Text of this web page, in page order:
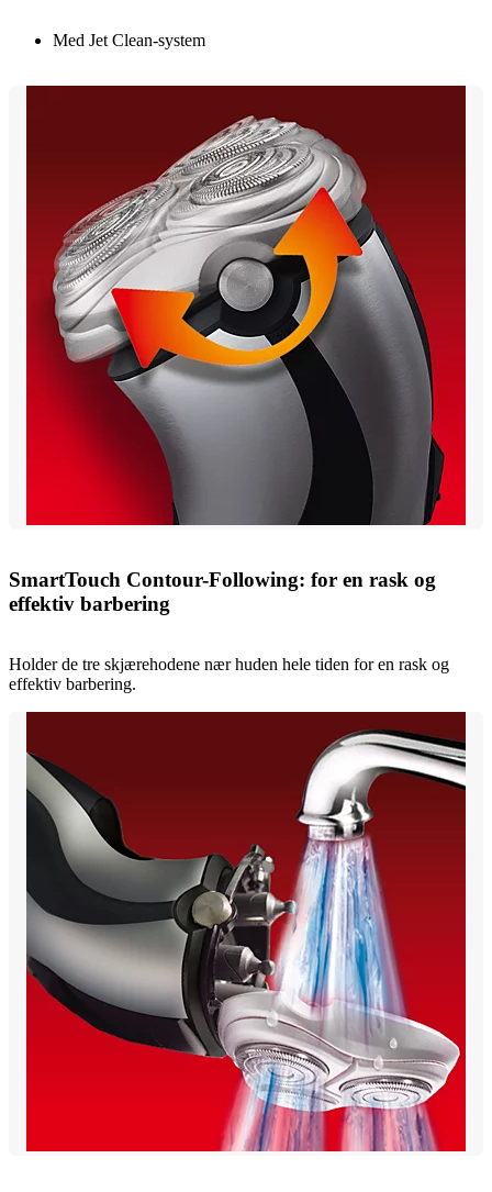
Med Jet Clean-system
SmartTouch Contour-Following: for en rask og
effektiv barbering
Holder de tre skjærehodene nær huden hele tiden for en rask og
effektiv barbering.